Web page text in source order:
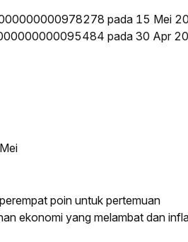
pada 15 Mei
pada 30 Apr
poin untuk pertemuan
ekonomi yang melambat dan